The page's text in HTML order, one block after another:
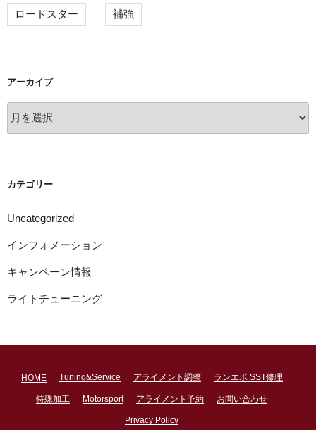
ロードスター 補強
アーカイブ
ー
カテゴリー
Uncategorized
インフォメーション
キャンペーン情報
ライトチューニング
HOME Tuning&Service アライメント調整 ランエボ SST修理
特殊加工 Motorsport アライメント予約 お問い合わせ
Privacy Policy